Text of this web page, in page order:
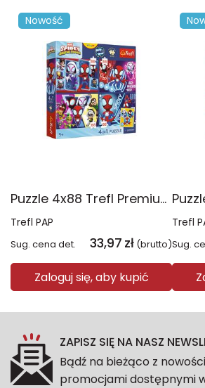
Nowość
Puzzle 4x88 Trefl Premium Plus Kids Pajęczy dzień Spidey 34696
Trefl PAP
Sug. cena det. 33,97 zł (brutto)
Zaloguj się, aby kupić
Trefl
Sug.
ZAPISZ SIĘ NA NASZ
Bądź na bieżąco z
promocjami dostępnymi